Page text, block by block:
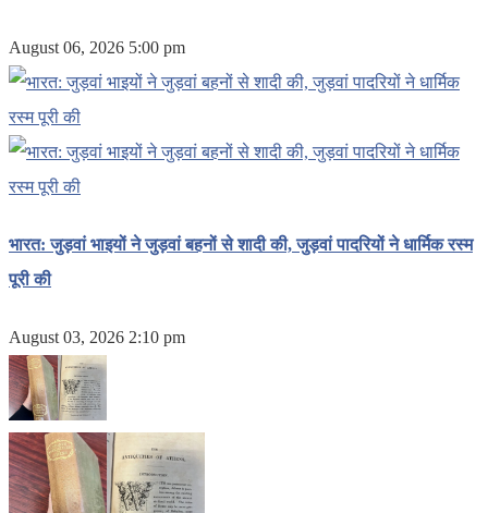
August 06, 2026 5:00 pm
भारत: जुड़वां भाइयों ने जुड़वां बहनों से शादी की, जुड़वां पादरियों ने धार्मिक रस्म
पूरी की
August 03, 2026 2:10 pm